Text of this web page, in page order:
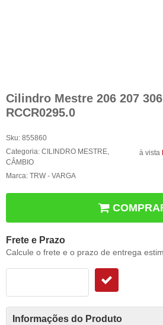
Cilindro Mestre 206 207
RCCR0295.0
Sku: 855860
Categoria: CILINDRO MESTRE,
CÂMBIO
Marca: TRW - VARGA
à vista
Frete e Prazo
Calcule o frete e o prazo de entrega
Informações do Produto